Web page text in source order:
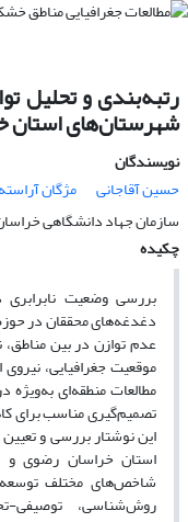
رتبه‌بندی و تحلیل
شهرستان‌های استان
نویسندگان
حسین آقاجانی
مژگان آراسته
سازمان جهاد دانشگاهی
چکیده
بررسی وضعیت نابرابری
دغدغه‌های محققان در
عدم توازن در بین مناطق،
موقعیت جغرافیایی،
مطالعات منطقه‌ای به‌ویژه
تصمیم‌گیری مناسب برای
این نوشتار بررسی و
استان خراسان رضوی و
شاخص‌های مختلف توسعه
روش‌شناسی،